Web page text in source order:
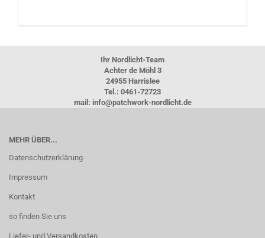
Ihr Nordlicht-Team
Achter de Möhl 3
24955 Harrislee
Tel.: 0461-72723
mail: info@patchwork-nordlicht.de
MEHR ÜBER...
Datenschutzerklärung
Impressum
Kontakt
so finden Sie uns
Liefer- und Versandkosten